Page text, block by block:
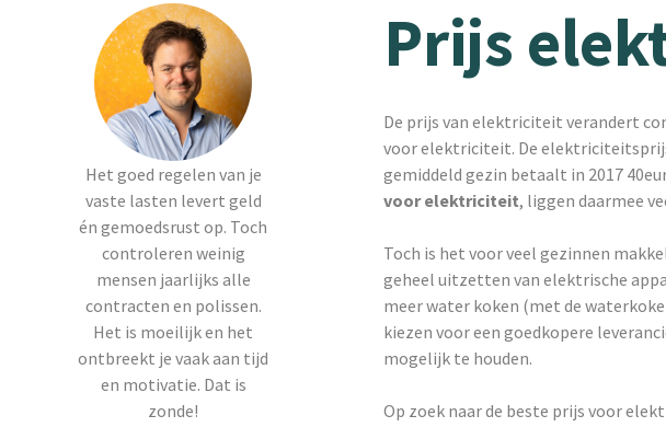
Het goed regelen van je
vaste lasten levert geld
én gemoedsrust op. Toch
controleren weinig
mensen jaarlijks alle
contracten en polissen.
Het is moeilijk en het
ontbreekt je vaak aan tijd
en motivatie. Dat is
zonde!
Prijs
De prijs van elektriciteit verandert
voor elektriciteit. De
gemiddeld gezin betaalt in 2017
voor elektriciteit, liggen daarmee
Toch is het voor veel gezinnen
geheel uitzetten van elektrische
meer water koken (met de
kiezen voor een goedkopere
mogelijk te houden.
Op zoek naar de beste prijs voor